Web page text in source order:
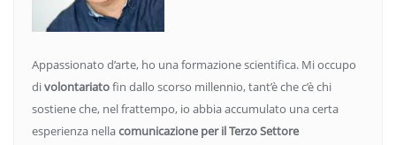
Appassionato d’arte, ho una formazione scientifica. Mi occupo
divolontariatofin dallo scorso millennio, tant’è che c’è chi
sostiene che, nel frattempo, io abbia accumulato una certa
esperienza nellacomunicazione per il Terzo Settore